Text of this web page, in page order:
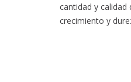
cantidad y calidad
crecimiento y